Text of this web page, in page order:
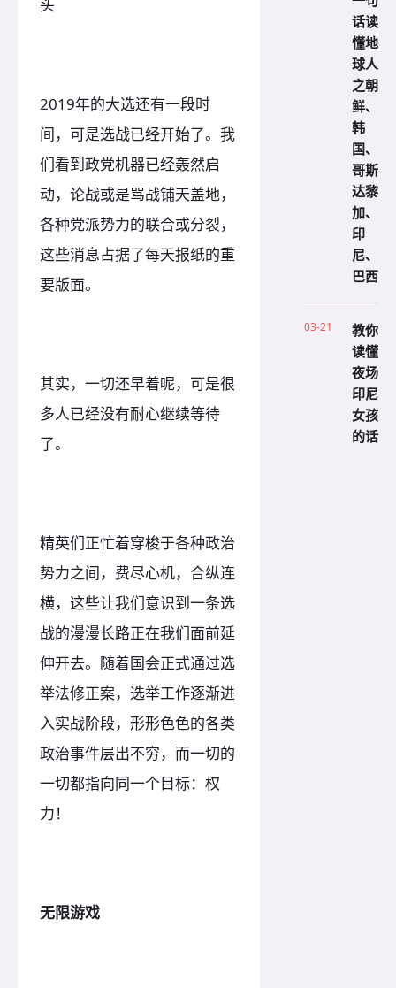
头
2019年的大选还有一段时
间，可是选战已经开始了。我
们看到政党机器已经轰然启
动，论战或是骂战铺天盖地，
各种党派势力的联合或分裂，
这些消息占据了每天报纸的重
要版面。
其实，一切还早着呢，可是很
多人已经没有耐心继续等待
了。
精英们正忙着穿梭于各种政治
势力之间，费尽心机，合纵连
横，这些让我们意识到一条选
战的漫漫长路正在我们面前延
伸开去。随着国会正式通过选
举法修正案，选举工作逐渐进
入实战阶段，形形色色的各类
政治事件层出不穷，而一切的
一切都指向同一个目标：权
力！
无限游戏
话读
懂地
球人
之朝
鲜、
韩
国、
哥斯
达黎
加、
印
尼、
巴西
03-21
教你
读懂
夜场
印尼
女孩
的话